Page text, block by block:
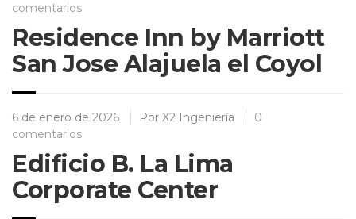
comentarios
Residence Inn by Marriott
San Jose Alajuela el Coyol
6 de enero de 2026 Por X2 Ingeniería
0
comentarios
Edificio B. La Lima
Corporate Center